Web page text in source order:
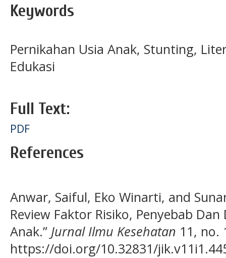
Keywords
Pernikahan Usia Anak, Stunting,
Edukasi
Full Text:
PDF
References
Anwar, Saiful, Eko Winarti, and
Review Faktor Risiko, Penyebab
Anak.” Jurnal Ilmu Kesehatan 11, no.
https://doi.org/10.32831/